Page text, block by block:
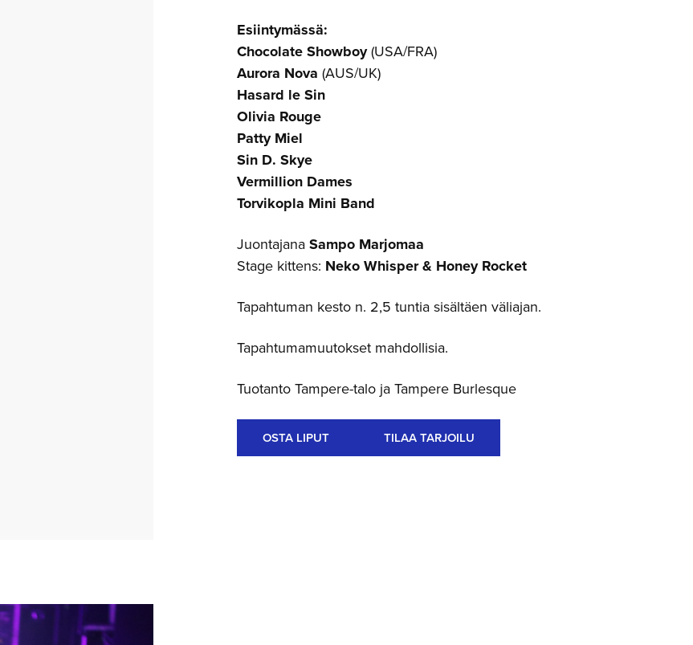
Esiintymässä:
Chocolate Showboy(USA/FRA)
Aurora Nova (AUS/UK)
Hasard le Sin
Olivia Rouge
Patty Miel
Sin D. Skye
Vermillion Dames
Torvikopla Mini Band
JuontajanaSampo Marjomaa
Stage kittens: Neko Whisper & Honey Rocket
Tapahtuman kesto n. 2,5 tuntia sisältäen väliajan.
Tapahtumamuutokset mahdollisia.
Tuotanto Tampere-talo ja Tampere Burlesque
OSTA LIPUT TILAA TARJOILU